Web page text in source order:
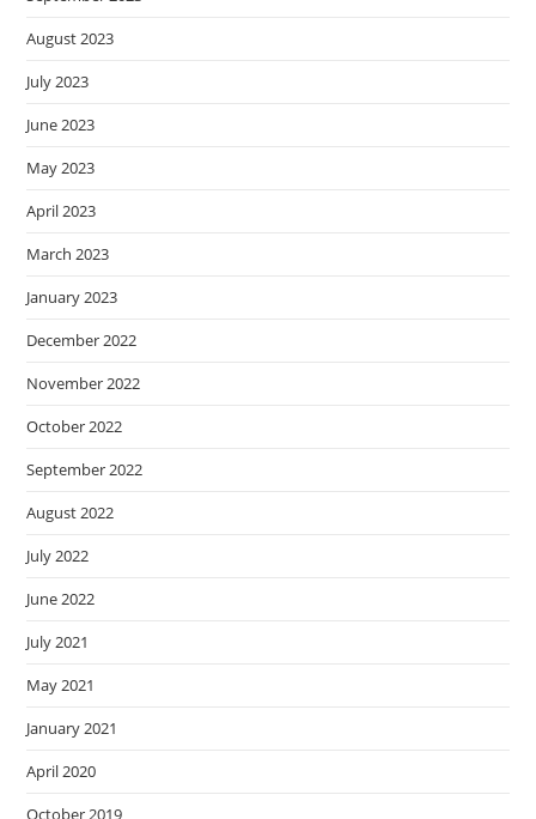
August 2023
July 2023
June 2023
May 2023
April 2023
March 2023
January 2023
December 2022
November 2022
October 2022
September 2022
August 2022
July 2022
June 2022
July 2021
May 2021
January 2021
April 2020
October 2019